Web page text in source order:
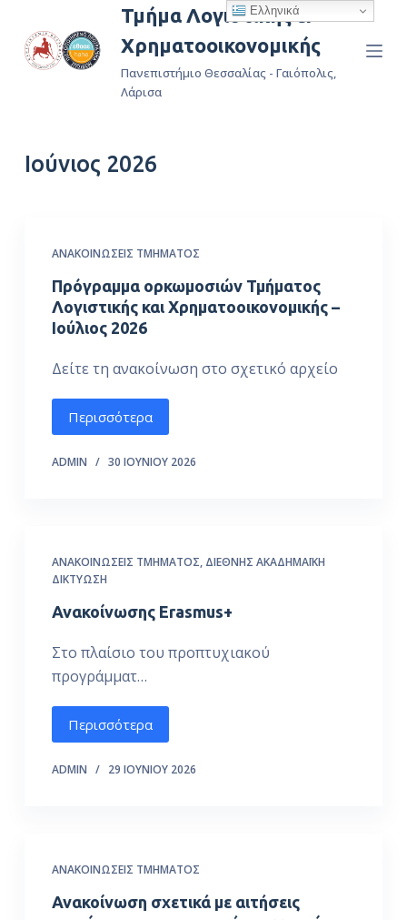
ε
Τμήμα Λογιστικής &
Χρηματοοικονομικής
Πανεπιστήμιο Θεσσαλίας - Γαιόπολις,
Λάρισα
Ιούνιος 2026
ΑΝΑΚΟΙΝΏΣΕΙΣ ΤΜΉΜΑΤΟΣ
Πρόγραμμα ορκωμοσιών Τμήματος
Λογιστικής και Χρηματοοικονομικής –
Ιούλιος 2026
Δείτε τη ανακοίνωση στο σχετικό αρχείο
Περισσότερα
ADMIN 30 ΙΟΥΝΊΟΥ 2026
ΑΝΑΚΟΙΝΏΣΕΙΣ ΤΜΉΜΑΤΟΣ, ΔΙΕΘΝΉΣ ΑΚΑΔΗΜΑΪΚΉ
ΔΙΚΤΎΩΣΗ
Ανακοίνωσης Erasmus+
Στο πλαίσιο του προπτυχιακού
προγράμματ…
Περισσότερα
ADMIN 29 ΙΟΥΝΊΟΥ 2026
ΑΝΑΚΟΙΝΏΣΕΙΣ ΤΜΉΜΑΤΟΣ
Ανακοίνωση σχετικά με αιτήσεις
Ελληνικά